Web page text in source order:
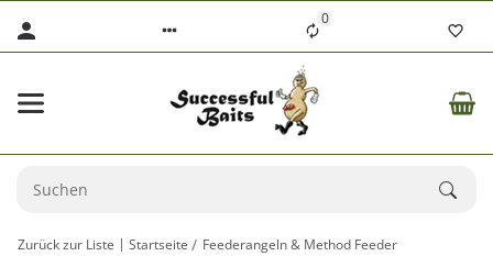
0
Zurück zur Liste Startseite
Feederangeln & Method Feeder